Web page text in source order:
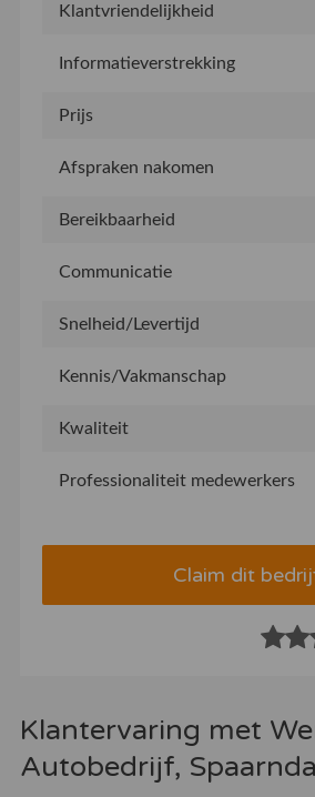
Klantvriendelijkheid
Informatieverstrekking
Prijs
Afspraken nakomen
Bereikbaarheid
Communicatie
Snelheid/Levertijd
Kennis/Vakmanschap
Kwaliteit
Professionaliteit medewerkers
Claim dit
Klantervaring met
Autobedrijf,